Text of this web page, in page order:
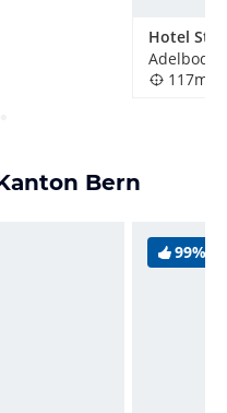
Hotel
117m
Bern
99%